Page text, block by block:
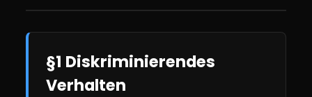
§1 Diskriminierendes
Verhalten